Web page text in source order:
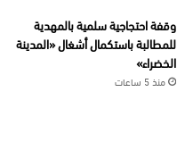
وقفة احتجاجية سلمية بالمهدية
للمطالبة باستكمال أشغال «المدينة
الخضراء»
منذ 5 ساعات